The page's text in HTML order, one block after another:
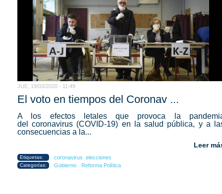
JUE, 19/03/2020 - 11:49
El voto en tiempos del Coronav ...
A los efectos letales que provoca la
del coronavirus (COVID-19) en la salud pública, y a
consecuencias a la...
Leer
Etiquetas: coronavirus elecciones
Categorías: Gobierno Reforma Política